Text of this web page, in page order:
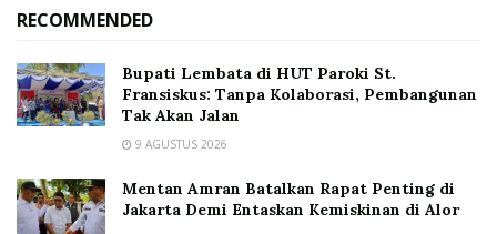
RECOMMENDED
Bupati Lembata di HUT Paroki St.
Fransiskus: Tanpa Kolaborasi, Pembangunan
Tak Akan Jalan
9 AGUSTUS 2026
Mentan Amran Batalkan Rapat Penting di
Jakarta Demi Entaskan Kemiskinan di Alor